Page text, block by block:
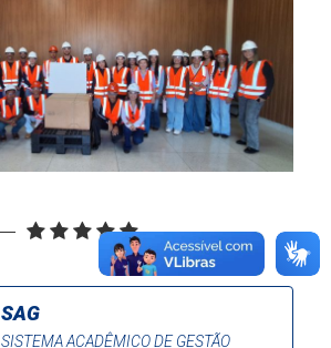
SAG
SISTEMA ACADÊMICO DE GESTÃO